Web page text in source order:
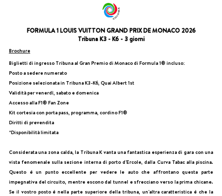
FORMULA 1 LOUIS VUITTON GRAND PRIX DE MONACO 2026
Tribuna K3 - K6 - 3 giorni
Brochure
Biglietti di ingresso Tribuna al Gran Premio di Monaco di Formula 1® incluso:
Posto a sedere numerato
Posizione selezionata in Tribuna K3-K6, Quai Albert 1st
Validità per venerdì, sabato e domenica
Accesso alla F1® Fan Zone
Kit cortesia con porta pass, programma, cordino F1®
Diritti di prevendita
*Disponibilità limitata
Considerata una zona calda, la Tribuna K vanta una fantastica esperienza di gara con una
vista fenomenale sulla sezione interna di porto d'Ercole, dalla Curva Tabac alla piscina.
Questo è un punto eccellente per vedere le auto che affrontano questa parte
impegnativa del circuito, mentre escono dal tunnel e sfrecciano verso la prima chicane.
Se il vostro posto è nella parte superiore della tribuna, un'altra caratteristica è che la